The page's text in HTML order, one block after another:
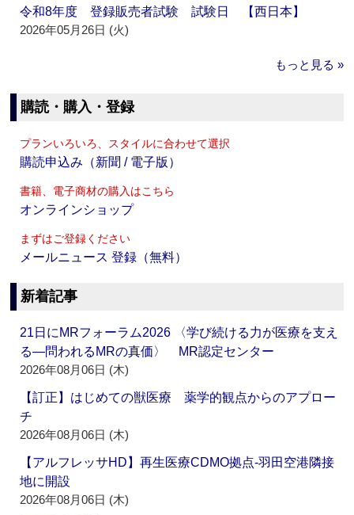
令和8年度 登録販売者試験 試験日 【西日本】
2026年05月26日 (火)
もっと見る »
購読・購入・登録
プランいろいろ、スタイルに合わせて選択
購読申込み（新聞 / 電子版）
書籍、電子商材の購入はこちら
オンラインショップ
まずはご登録ください
メールニュース 登録（無料）
新着記事
21日にMRフォーラム2026 〈学び続ける力が医療を支え
る―問われるMRの真価〉 MR認定センター
2026年08月06日 (木)
【訂正】はじめての獣医療 薬学的観点からのアプロー
チ
2026年08月06日 (木)
【アルフレッサHD】再生医療CDMO拠点‐羽田空港隣接
地に開設
2026年08月06日 (木)